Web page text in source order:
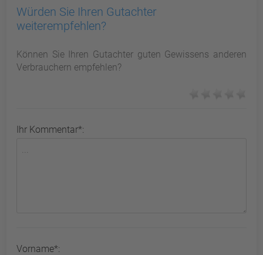
Würden Sie Ihren Gutachter
weiterempfehlen?
Können Sie Ihren Gutachter guten Gewissens anderen
Verbrauchern empfehlen?
Ihr Kommentar*:
Vorname*: